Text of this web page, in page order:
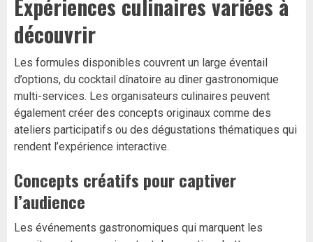
Expériences culinaires variées à
découvrir
Les formules disponibles couvrent un large éventail
d’options, du cocktail dînatoire au dîner gastronomique
multi-services. Les organisateurs culinaires peuvent
également créer des concepts originaux comme des
ateliers participatifs ou des dégustations thématiques qui
rendent l’expérience interactive.
Concepts créatifs pour captiver
l’audience
Les événements gastronomiques qui marquent les